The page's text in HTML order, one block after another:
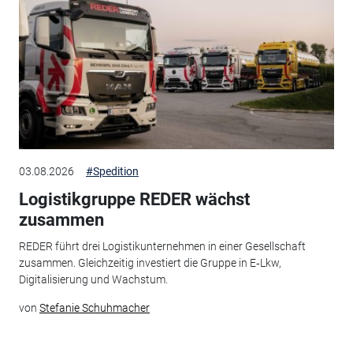
03.08.2026 #Spedition
Logistikgruppe REDER wächst
zusammen
REDER führt drei Logistikunternehmen in einer Gesellschaft
zusammen. Gleichzeitig investiert die Gruppe in E‑Lkw,
Digitalisierung und Wachstum.
von Stefanie Schuhmacher